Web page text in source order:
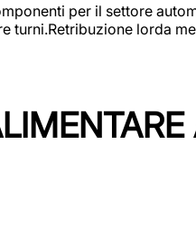
per il settore
lorda